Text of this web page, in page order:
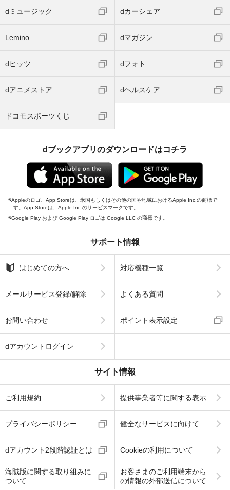
dミュージック dカーシェア
Lemino dマガジン
dヒッツ dフォト
dアニメストア dヘルスケア
ドコモスポーツくじ
dブックアプリのダウンロードはコチラ
Appleのロゴ、App Storeは、米国もしくはその他の国や地域におけるApple Inc.の商標で
す。App Storeは、Apple Inc.のサービスマークです。
Google Play および Google Play ロゴは Google LLC の商標です。
サポート情報
はじめての方へ 対応機種一覧
メールサービス登録/解除 よくある質問
お問い合わせ ポイント表示設定
dアカウントログイン
サイト情報
ご利用規約 提供事業者等に関する表示
プライバシーポリシー 健全なサービスに向けて
dアカウント2段階認証とは Cookieの利用について
海賊版に関する取り組みに
ついて
お客さまのご利用端末から
の情報の外部送信について